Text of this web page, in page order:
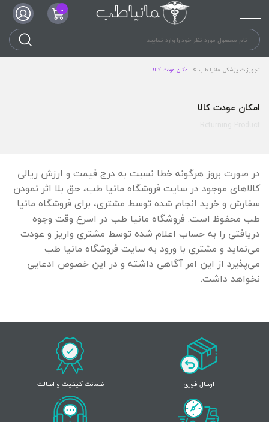
0
تجهیزات پزشکی مانیا طب امکان عودت کالا
امکان عودت کالا
در صورت بروز هرگونه خطا نسبت به درج قیمت و ارزش ریالی
کالاهای موجود در سایت فروشگاه مانیا طب، حق بلا اثر نمودن
سفارش و خرید انجام شده توسط مشتری، برای فروشگاه مانیا
طب محفوظ است. فروشگاه مانیا طب در اسرع وقت وجوه
دریافتی را به حساب اعلام شده توسط مشتری واریز و عودت
می‌نماید و مشتری با ورود به سایت فروشگاه مانیا طب
می‌پذیرد از این امر آگاهی داشته و در این خصوص ادعایی
نخواهد داشت.
ارسال فوری ضمانت کیفیت و اصالت